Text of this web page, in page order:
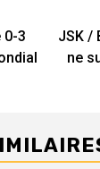
0-3
JSK /
ne